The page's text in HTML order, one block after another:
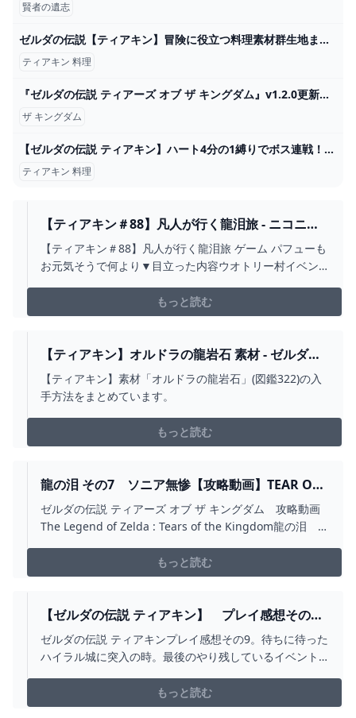
賢者の遺志
ゼルダの伝説【ティアキン】冒険に役立つ料理素材群生地まとめ～空島編～
ティアキン 料理
『ゼルダの伝説 ティアーズ オブ ザ キングダム』v1.2.0更新データ配信。進行不能バグ修正やニュースからアイテム入手など Game*Spark - 国内・海外ゲーム情報サイト
ザ キングダム
【ゼルダの伝説 ティアキン】ハート4分の1縛りでボス連戦！装備 料理 盟友なしで完全ノーダメージボスラッシュ！【ティアーズオブザキングダム】Part33 - YouTube
ティアキン 料理
【ティアキン＃88】凡人が行く龍泪旅 - ニコニコ
動画
【ティアキン＃88】凡人が行く龍泪旅 ゲーム パフューも
お元気そうで何より▼目立った内容ウオトリー村イベン
もっと読む
【ティアキン】オルドラの龍岩石 素材 - ゼルダの
伝説 ティアーズオブザキングダム 攻略WIKI ティ
アキン ： ヘイグ攻略まとめWIKI
【ティアキン】素材「オルドラの龍岩石」(図鑑322)の入
手方法をまとめています。
もっと読む
龍の泪 その7 ソニア無惨【攻略動画】TEAR OF
THE DRAGON #7 : SONIA IS CAUGHT BY
TREACHERY『ゼルダの伝説 ティアーズ オブ ザ
ゼルダの伝説 ティアーズ オブ ザ キングダム 攻略動画
The Legend of Zelda : Tears of the Kingdom龍の泪
標 3040 -3480 0000 リンクの向き：南東#龍の泪 ...
もっと読む
【ゼルダの伝説 ティアキン】 プレイ感想その
9。ハイラル城に突入。最後のやり残しをやってい
こう。 - ゼルダの伝説シリーズ
ゼルダの伝説 ティアキンプレイ感想その9。待ちに待った
ハイラル城に突入の時。最後のやり残しているイベント
とを語っていく。ここからはストーリーに深く関わって
くるようになるので、ネタバレ注意。...
もっと読む